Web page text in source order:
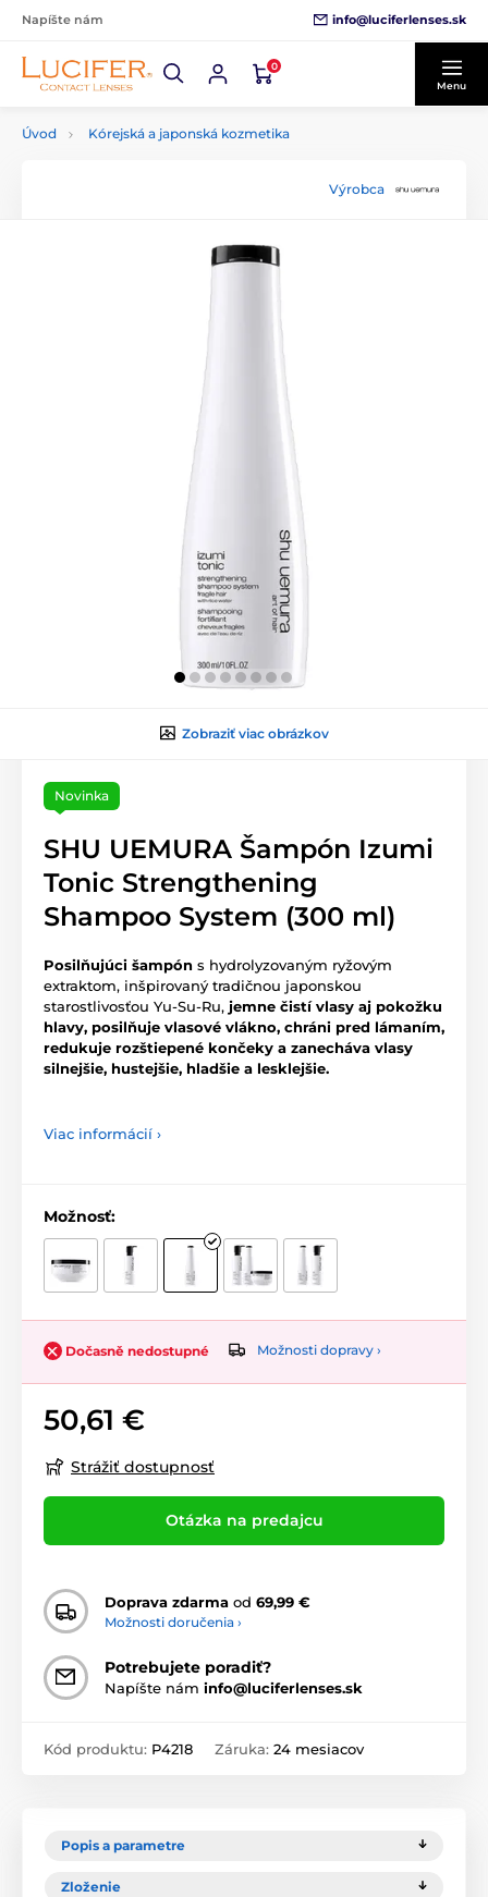
Napíšte nám info@luciferlenses.sk
0
Menu
Úvod Kórejská a japonská kozmetika
Výrobca
Zobraziť viac obrázkov
Novinka
SHU UEMURA Šampón Izumi
Tonic Strengthening
Shampoo System (300 ml)
Posilňujúci šampón s hydrolyzovaným ryžovým
extraktom, inšpirovaný tradičnou japonskou
starostlivosťou Yu-Su-Ru, jemne čistí vlasy aj pokožku
hlavy, posilňuje vlasové vlákno, chráni pred lámaním,
redukuje rozštiepené končeky a zanecháva vlasy
silnejšie, hustejšie, hladšie a lesklejšie.
Viac informácií ›
Možnosť:
Dočasně nedostupné Možnosti dopravy ›
50,61 €
Strážiť dostupnosť
Otázka na predajcu
Doprava zdarma od 69,99 €
Možnosti doručenia ›
Potrebujete poradiť?
Napíšte nám info@luciferlenses.sk
Kód produktu: P4218 Záruka: 24 mesiacov
Popis a parametre
Zloženie